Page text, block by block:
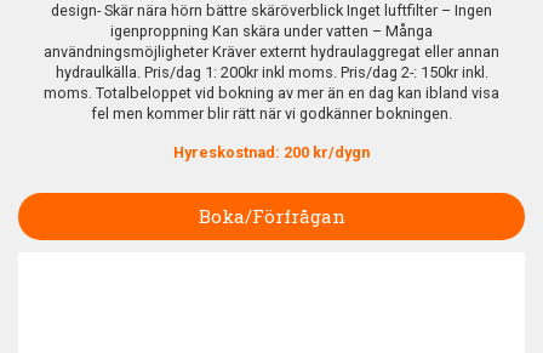
design- Skär nära hörn bättre skäröverblick Inget luftfilter – Ingen
igenproppning Kan skära under vatten – Många
användningsmöjligheter Kräver externt hydraulaggregat eller annan
hydraulkälla. Pris/dag 1: 200kr inkl moms. Pris/dag 2-: 150kr inkl.
moms. Totalbeloppet vid bokning av mer än en dag kan ibland visa
fel men kommer blir rätt när vi godkänner bokningen.
Hyreskostnad: 200 kr/dygn
Boka/Förfrågan